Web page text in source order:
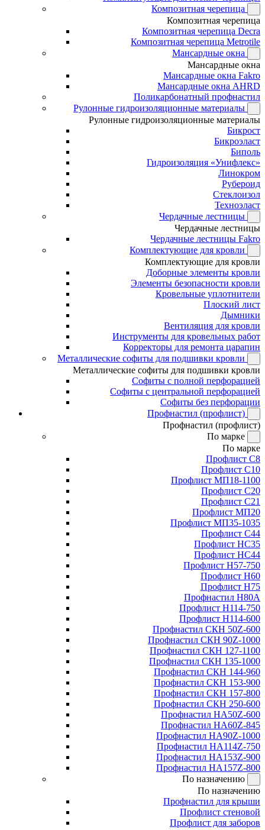
Композитная черепица
Композитная черепица
Композитная черепица Decra
Композитная черепица Metrotile
Мансардные окна
Мансардные окна
Мансардные окна Fakro
Мансардные окна AHRD
Поликарбонатный профнастил
Рулонные гидроизоляционные материалы
Рулонные гидроизоляционные материалы
Бикрост
Бикроэласт
Биполь
Гидроизоляция «Унифлекс»
Линокром
Рубероид
Стеклоизол
Техноэласт
Чердачные лестницы
Чердачные лестницы
Чердачные лестницы Fakro
Комплектующие для кровли
Комплектующие для кровли
Доборные элементы кровли
Элементы безопасности кровли
Кровельные уплотнители
Плоский лист
Дымники
Вентиляция для кровли
Инструменты для кровельных работ
Корректоры для ремонта царапин
Металлические софиты для подшивки кровли
Металлические софиты для подшивки кровли
Софиты с полной перфорацией
Софиты с центральной перфорацией
Софиты без перфорации
Профнастил (профлист)
Профнастил (профлист)
По марке
По марке
Профлист С8
Профлист С10
Профлист МП18-1100
Профлист С20
Профлист С21
Профлист МП20
Профлист МП35-1035
Профлист С44
Профлист НС35
Профлист НС44
Профлист Н57-750
Профлист Н60
Профлист Н75
Профнастил Н80А
Профлист Н114-750
Профлист Н114-600
Профнастил СКН 50Z-600
Профнастил СКН 90Z-1000
Профнастил СКН 127-1100
Профнастил СКН 135-1000
Профнастил СКН 144-960
Профнастил СКН 153-900
Профнастил СКН 157-800
Профнастил СКН 250-600
Профнастил НА50Z-600
Профнастил НА60Z-845
Профнастил НА90Z-1000
Профнастил НА114Z-750
Профнастил НА153Z-900
Профнастил НА157Z-800
По назначению
По назначению
Профнастил для крыши
Профлист стеновой
Профлист для заборов